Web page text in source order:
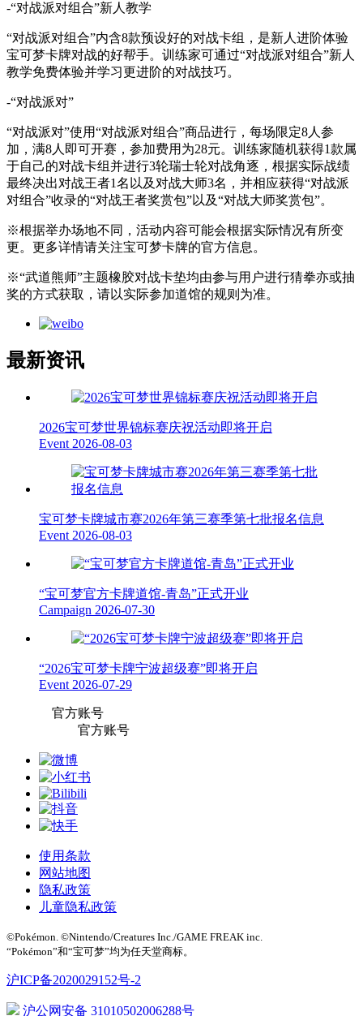
-“对战派对组合”新人教学
“对战派对组合”内含8款预设好的对战卡组，是新人进阶体验
宝可梦卡牌对战的好帮手。训练家可通过“对战派对组合”新人
教学免费体验并学习更进阶的对战技巧。
-“对战派对”
“对战派对”使用“对战派对组合”商品进行，每场限定8人参
加，满8人即可开赛，参加费用为28元。训练家随机获得1款属
于自己的对战卡组并进行3轮瑞士轮对战角逐，根据实际战绩
最终决出对战王者1名以及对战大师3名，并相应获得“对战派
对组合”收录的“对战王者奖赏包”以及“对战大师奖赏包”。
※根据举办场地不同，活动内容可能会根据实际情况有所变
更。更多详情请关注宝可梦卡牌的官方信息。
※“武道熊师”主题橡胶对战卡垫均由参与用户进行猜拳亦或抽
奖的方式获取，请以实际参加道馆的规则为准。
最新资讯
2026宝可梦世界锦标赛庆祝活动即将开启
Event 2026-08-03
宝可梦卡牌城市赛2026年第三赛季第七批报名信息
Event 2026-08-03
“宝可梦官方卡牌道馆-青岛”正式开业
Campaign 2026-07-30
“2026宝可梦卡牌宁波超级赛”即将开启
Event 2026-07-29
官方账号
官方账号
使用条款
网站地图
隐私政策
儿童隐私政策
©Pokémon. ©Nintendo/Creatures Inc./GAME FREAK inc.
“Pokémon”和“宝可梦”均为任天堂商标。
沪ICP备2020029152号-2
沪公网安备 31010502006288号